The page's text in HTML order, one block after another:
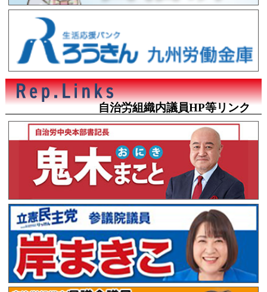
自治労組織内議員HP等リンク